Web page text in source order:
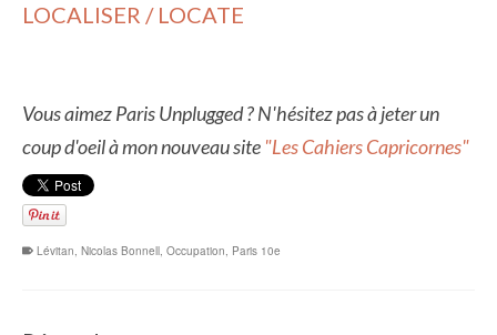
LOCALISER / LOCATE
Vous aimez Paris Unplugged ? N'hésitez pas à jeter un
coup d'oeil à mon nouveau site "Les Cahiers Capricornes"
Lévitan Nicolas Bonnell Occupation Paris 10e